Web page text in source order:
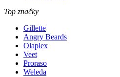
Top značky
Gillette
Angry Beards
Olaplex
Veet
Proraso
Weleda